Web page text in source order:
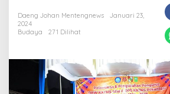
a
r
a
k
a
Daeng Johan Mentengnews
Januari 23,
2024
Budaya
271 Dilihat